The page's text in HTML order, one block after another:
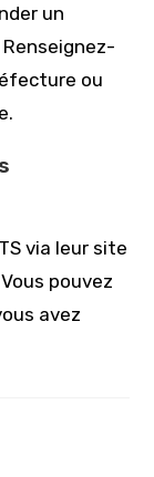
un
ou
via leur site
pouvez
avez